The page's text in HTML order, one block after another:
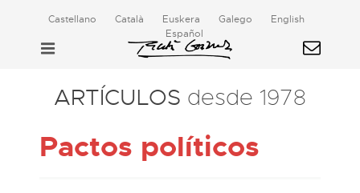
Castellano Català Euskera Galego
English
Español
ARTÍCULOS desde 1978
Pactos políticos